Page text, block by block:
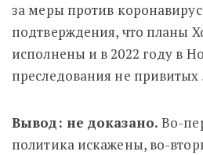
за меры против
подтверждения, что планы
исполнены и в 2022 году в
преследования не
Вывод: не доказано. Во-
политика искажены, во-